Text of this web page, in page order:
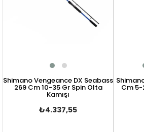
Shimano Vengeance DX Seabass
269 Cm 10-35 Gr Spin Olta
Kamışı
₺4.337,55
Cm 5-